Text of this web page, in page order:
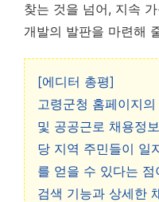
찾는 것을 넘어, 지속
개발의 발판을 마련해
[에디터 총평]
고령군청 홈페이지
및 공공근로 채용정
당 지역 주민들이 일
를 얻을 수 있다는
검색 기능과 상세한